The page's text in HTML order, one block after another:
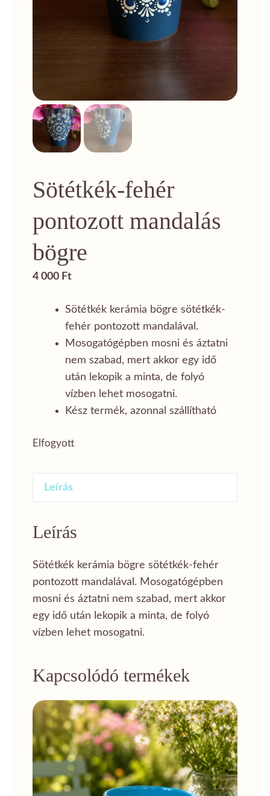
Sötétkék-fehér
pontozott mandalás
bögre
4 000 Ft
Sötétkék kerámia bögre sötétkék-
fehér pontozott mandalával.
Mosogatógépben mosni és áztatni
nem szabad, mert akkor egy idő
után lekopik a minta, de folyó
vízben lehet mosogatni.
Kész termék, azonnal szállítható
Elfogyott
Leírás
Leírás
Sötétkék kerámia bögre sötétkék-fehér
pontozott mandalával. Mosogatógépben
mosni és áztatni nem szabad, mert akkor
egy idő után lekopik a minta, de folyó
vízben lehet mosogatni.
Kapcsolódó termékek